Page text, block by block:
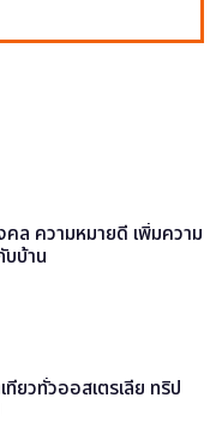
ล ความหมายดี เพิ่มความ
บบ้าน
ที่ยวทั่วออสเตรเลีย ทริป